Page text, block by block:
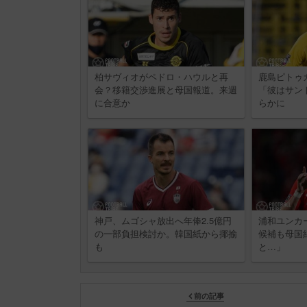
柏サヴィオがペドロ・ハウルと再
会？移籍交渉進展と母国報道。来週
に合意か
鹿島ピトゥ
「彼はサ
らかに
神戸、ムゴシャ放出へ年俸2.5億円
の一部負担検討か。韓国紙から揶揄
も
浦和ユンカ
候補も母国
と…」
前の記事